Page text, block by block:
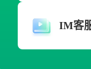
IM客